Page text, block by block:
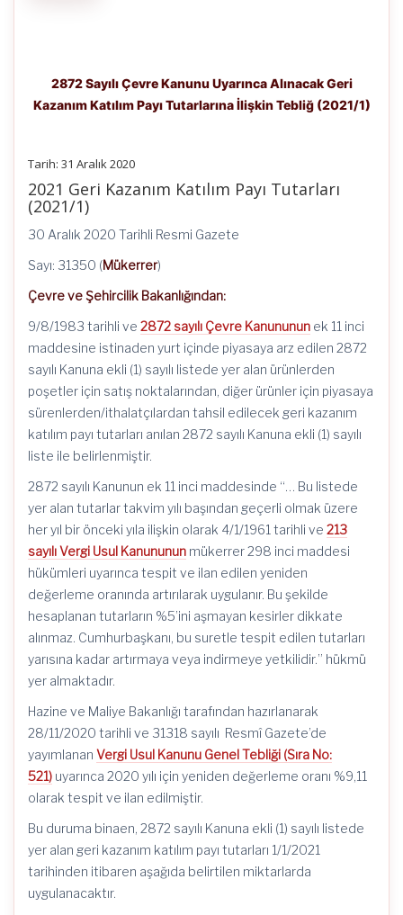
2872 Sayılı Çevre Kanunu Uyarınca Alınacak Geri
Kazanım Katılım Payı Tutarlarına İlişkin Tebliğ (2021/1)
Tarih: 31 Aralık 2020
2021 Geri Kazanım Katılım Payı Tutarları
(2021/1)
30 Aralık 2020 Tarihli Resmi Gazete
Sayı: 31350 (Mükerrer)
Çevre ve Şehircilik Bakanlığından:
9/8/1983 tarihli ve 2872 sayılı Çevre Kanununun ek 11 inci
maddesine istinaden yurt içinde piyasaya arz edilen 2872
sayılı Kanuna ekli (1) sayılı listede yer alan ürünlerden
poşetler için satış noktalarından, diğer ürünler için piyasaya
sürenlerden/ithalatçılardan tahsil edilecek geri kazanım
katılım payı tutarları anılan 2872 sayılı Kanuna ekli (1) sayılı
liste ile belirlenmiştir.
2872 sayılı Kanunun ek 11 inci maddesinde “… Bu listede
yer alan tutarlar takvim yılı başından geçerli olmak üzere
her yıl bir önceki yıla ilişkin olarak 4/1/1961 tarihli ve 213
sayılı Vergi Usul Kanununun mükerrer 298 inci maddesi
hükümleri uyarınca tespit ve ilan edilen yeniden
değerleme oranında artırılarak uygulanır. Bu şekilde
hesaplanan tutarların %5’ini aşmayan kesirler dikkate
alınmaz. Cumhurbaşkanı, bu suretle tespit edilen tutarları
yarısına kadar artırmaya veya indirmeye yetkilidir.” hükmü
yer almaktadır.
Hazine ve Maliye Bakanlığı tarafından hazırlanarak
28/11/2020 tarihli ve 31318 sayılı Resmî Gazete’de
yayımlanan Vergi Usul Kanunu Genel Tebliği (Sıra No:
521) uyarınca 2020 yılı için yeniden değerleme oranı %9,11
olarak tespit ve ilan edilmiştir.
Bu duruma binaen, 2872 sayılı Kanuna ekli (1) sayılı listede
yer alan geri kazanım katılım payı tutarları 1/1/2021
tarihinden itibaren aşağıda belirtilen miktarlarda
uygulanacaktır.